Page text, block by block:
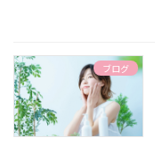
ブログ